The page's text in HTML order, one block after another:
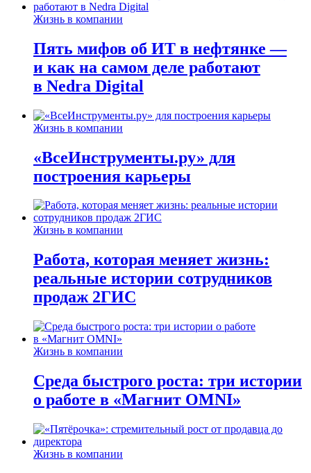
Жизнь в компании
Пять мифов об ИТ в нефтянке —
и как на самом деле работают
в Nedra Digital
Жизнь в компании
«ВсеИнструменты.ру» для
построения карьеры
Жизнь в компании
Работа, которая меняет жизнь:
реальные истории сотрудников
продаж 2ГИС
Жизнь в компании
Среда быстрого роста: три истории
о работе в «Магнит OMNI»
Жизнь в компании